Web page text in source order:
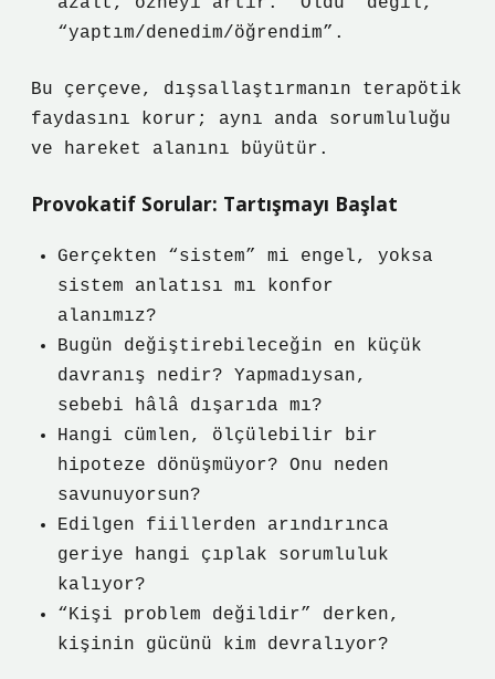
“yaptım/denedim/öğrendim”.
Bu çerçeve, dışsallaştırmanın terapötik
faydasını korur; aynı anda sorumluluğu
ve hareket alanını büyütür.
Provokatif Sorular: Tartışmayı Başlat
Gerçekten “sistem” mi engel, yoksa
sistem anlatısı mı konfor
alanımız?
Bugün değiştirebileceğin en küçük
davranış nedir? Yapmadıysan,
sebebi hâlâ dışarıda mı?
Hangi cümlen, ölçülebilir bir
hipoteze dönüşmüyor? Onu neden
savunuyorsun?
Edilgen fiillerden arındırınca
geriye hangi çıplak sorumluluk
kalıyor?
“Kişi problem değildir” derken,
kişinin gücünü kim devralıyor?